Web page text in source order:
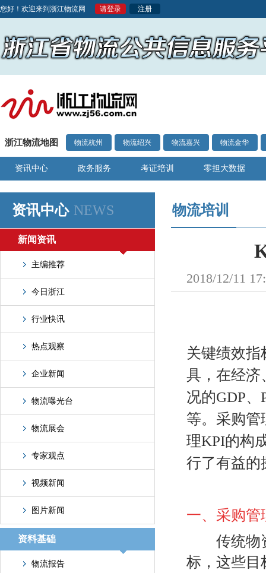
您好！欢迎来到浙江物流网 请登录 注册
浙江物流地图 物流杭州 物流绍兴 物流嘉兴 物流金华
资讯中心 政务服务 考证培训 零担大数据
资讯中心 NEWS
新闻资讯
主编推荐
今日浙江
行业快讯
热点观察
企业新闻
物流曝光台
物流展会
专家观点
视频新闻
图片新闻
资料基础
物流报告
物流培训
2018/12/11
关键绩效指
具，在经济
况的GDP
等。采购管
理KPI的构
行了有益的
一、采购管
传统物资
标，这些目